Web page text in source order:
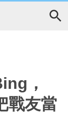
，
戰友當